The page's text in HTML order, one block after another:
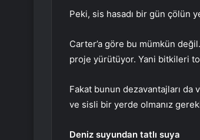
Peki, sis hasadı bir gün çölün
Carter’a göre bu mümkün
proje yürütüyor. Yani bitkileri
Fakat bunun dezavantajları da
ve sisli bir yerde olmanız
Deniz suyundan tatlı suya